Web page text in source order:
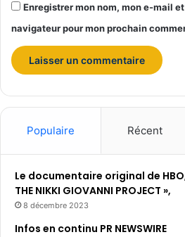
Enregistrer mon nom, mon e-mail
navigateur pour mon prochain
Populaire Récent
Le documentaire original de HBO,
THE NIKKI GIOVANNI PROJECT »,
8 décembre 2023
Infos en continu PR NEWSWIRE